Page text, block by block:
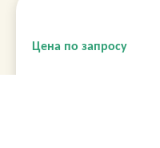
Цена по запросу